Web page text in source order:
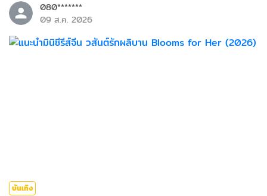
080*******
09 ส.ค. 2026
บันเทิง